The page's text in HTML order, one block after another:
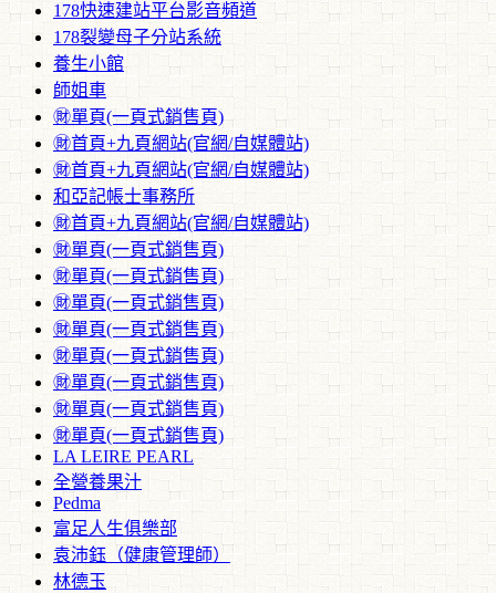
178快速建站平台影音頻道
178裂變母子分站系統
養生小館
師姐車
㊖單頁(一頁式銷售頁)
㊖首頁+九頁網站(官網/自媒體站)
㊖首頁+九頁網站(官網/自媒體站)
和亞記帳士事務所
㊖首頁+九頁網站(官網/自媒體站)
㊖單頁(一頁式銷售頁)
㊖單頁(一頁式銷售頁)
㊖單頁(一頁式銷售頁)
㊖單頁(一頁式銷售頁)
㊖單頁(一頁式銷售頁)
㊖單頁(一頁式銷售頁)
㊖單頁(一頁式銷售頁)
㊖單頁(一頁式銷售頁)
LA LEIRE PEARL
全營養果汁
Pedma
富足人生俱樂部
袁沛鈺（健康管理師）
林德玉